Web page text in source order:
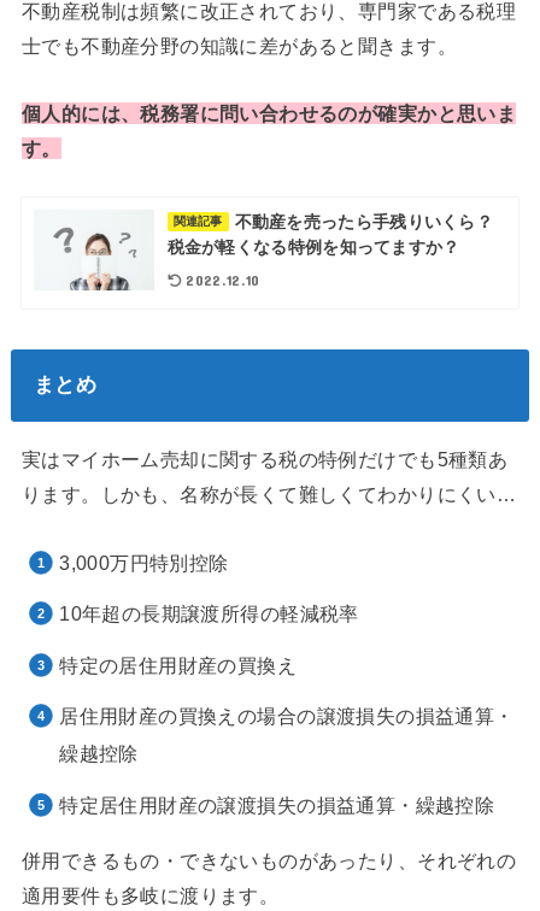
不動産税制は頻繁に改正されており、専門家である税理
士でも不動産分野の知識に差があると聞きます。
個人的には、税務署に問い合わせるのが確実かと思いま
す。
関連記事
不動産を売ったら手残りいくら？
税金が軽くなる特例を知ってますか？
2022.12.10
まとめ
実はマイホーム売却に関する税の特例だけでも5種類あ
ります。しかも、名称が長くて難しくてわかりにくい…
3,000万円特別控除
10年超の長期譲渡所得の軽減税率
特定の居住用財産の買換え
居住用財産の買換えの場合の譲渡損失の損益通算・
繰越控除
特定居住用財産の譲渡損失の損益通算・繰越控除
併用できるもの・できないものがあったり、それぞれの
適用要件も多岐に渡ります。